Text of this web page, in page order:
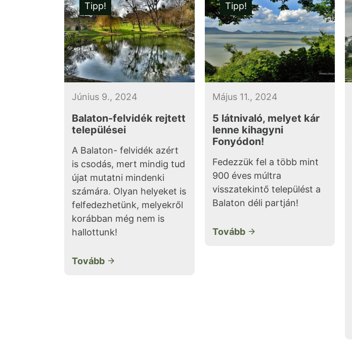
Tipp!
Június 9., 2024
Balaton-felvidék rejtett
települései
A Balaton- felvidék azért
is csodás, mert mindig tud
újat mutatni mindenki
számára. Olyan helyeket is
felfedezhetünk, melyekről
korábban még nem is
hallottunk!
Tovább
Tipp!
Május 11., 2024
5 látnivaló, melyet kár
lenne kihagyni
Fonyódon!
Fedezzük fel a több mint
900 éves múltra
visszatekintő települést a
Balaton déli partján!
Tovább